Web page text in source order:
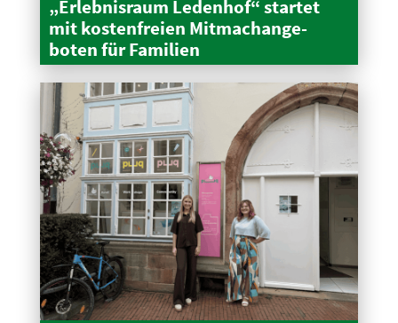
„Erleb­nisraum Ledenhof“ startet
mit kosten­freien Mitma­ch­an­ge­
boten für Familien